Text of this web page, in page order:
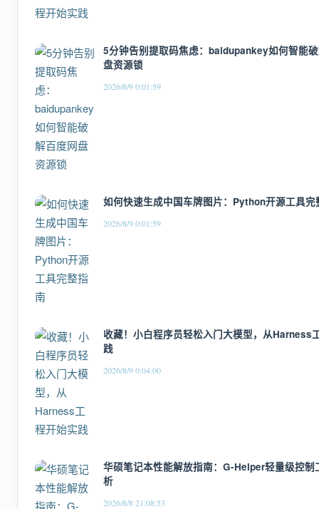
5分钟告别提取码焦虑：baidupankey如何智能
盘资源锁
2026/8/9 0:01:59
如何快速生成中国车牌图片：Python开源工具完
2026/8/9 0:01:59
收藏！小白程序员轻松入门大模型，从Harness
践
2026/8/9 0:04:00
华硕笔记本性能解放指南：G-Helper轻量级控制
析
2026/8/8 21:08:53